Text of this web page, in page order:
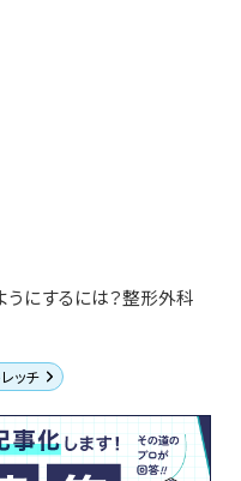
うにするには？整形外科
ッチ